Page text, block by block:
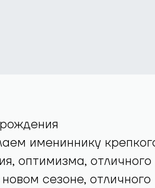
имениннику
оптимизма, отличного
сезоне, отличного